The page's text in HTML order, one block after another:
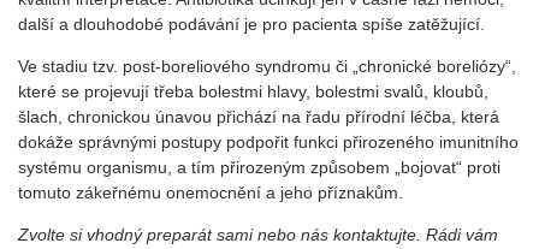
další a dlouhodobé podávání je pro pacienta spíše zatěžující.
Ve stadiu tzv. post-boreliového syndromu či „chronické boreliózy“,
které se projevují třeba bolestmi hlavy, bolestmi svalů, kloubů,
šlach, chronickou únavou přichází na řadu přírodní léčba, která
dokáže správnými postupy podpořit funkci přirozeného imunitního
systému organismu, a tím přirozeným způsobem „bojovat“ proti
tomuto zákeřnému onemocnění a jeho příznakům.
Zvolte si vhodný preparát sami nebo nás kontaktujte. Rádi vám